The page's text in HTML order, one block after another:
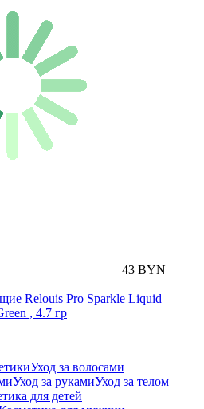
43 BYN
Relouis Pro Sparkle Liquid
, 4.7 гр
Уход за волосами
Уход за рукамиУход за телом
для детей